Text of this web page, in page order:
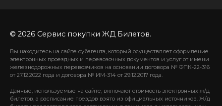
© 2026 Сервис покупки ЖД Билетов.
Вы находитесь на сайте субагента, который осуществляет оформление
электронных проездных и перевозочных документов и услуг от имени
железнодорожных перевозчиков на основании договора № ФПК-22-316
от 27.12.2022 года и договора № ИМ-314 от 29.12.2017 года.
Данные, используемые на сайте, включают стоимость электронных ж/д
билетов, а расписание поездов взято из официальных источников. Ж/д